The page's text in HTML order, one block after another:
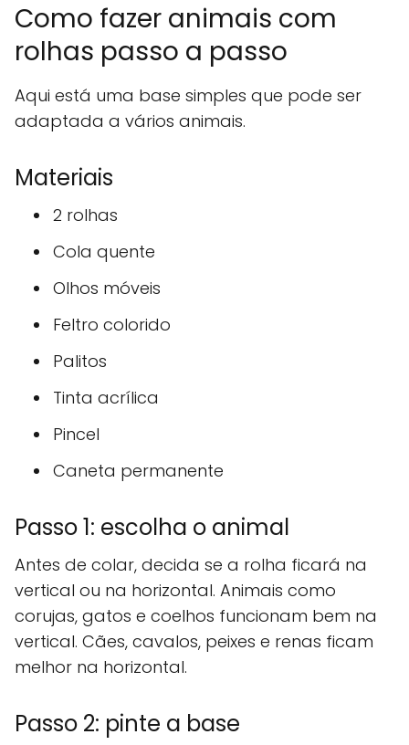
Como fazer animais com
rolhas passo a passo
Aqui está uma base simples que pode ser
adaptada a vários animais.
Materiais
2 rolhas
Cola quente
Olhos móveis
Feltro colorido
Palitos
Tinta acrílica
Pincel
Caneta permanente
Passo 1: escolha o animal
Antes de colar, decida se a rolha ficará na
vertical ou na horizontal. Animais como
corujas, gatos e coelhos funcionam bem na
vertical. Cães, cavalos, peixes e renas ficam
melhor na horizontal.
Passo 2: pinte a base